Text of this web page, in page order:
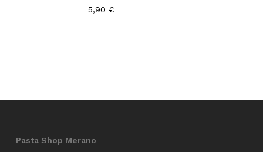
5,90 €
Pasta Shop Merano